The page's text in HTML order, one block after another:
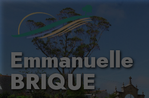
Emmanuelle
BRIQUE